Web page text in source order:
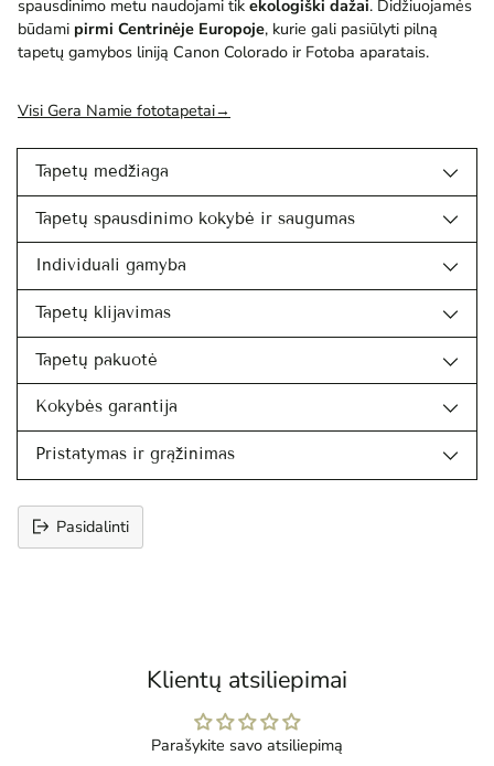
spausdinimo metu naudojami tik ekologiški dažai. Didžiuojamės
būdami pirmi Centrinėje Europoje, kurie gali pasiūlyti pilną
tapetų gamybos liniją Canon Colorado ir Fotoba aparatais.
Visi Gera Namie fototapetai→
Tapetų medžiaga
Tapetų spausdinimo kokybė ir saugumas
Individuali gamyba
Tapetų klijavimas
Tapetų pakuotė
Kokybės garantija
Pristatymas ir grąžinimas
Pasidalinti
Klientų atsiliepimai
Parašykite savo atsiliepimą